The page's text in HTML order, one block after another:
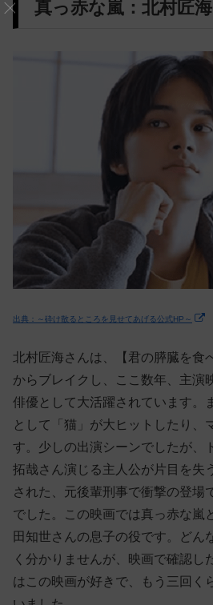
真っ赤な嵐：北村匠海
出典：～砕け散るところを見せてあげる公式HP～
北村匠海さんは、【君の膵臓を食
からブレイクし、ここ数年、主演
俳優として大活躍されています。
として「猫」が大ヒットしたり、
す。少しの出演シーンでしたが
拓哉さん演じる主人公が片目を失
された、元後輩刑事で衝撃の登場
でした。この映画では真っ赤な嵐
田知世さんの息子の役です。どん
く分かりませんが、映画で確認し
はこの映画が好きで、もう三回く